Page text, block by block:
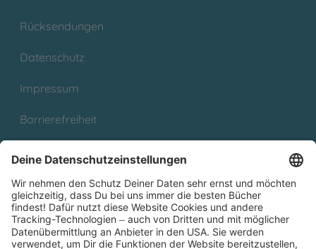
Rücksendungen
Datenschutz
Impressum
Barrierefreiheit
Partnerprogramm (Affiliate)
Folge uns auf